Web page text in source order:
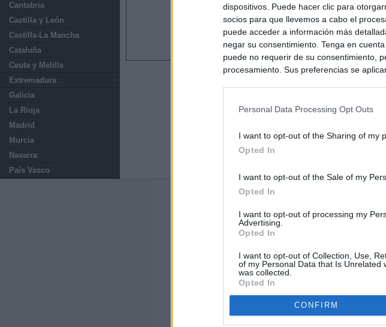
dispositivos. Puede hacer clic para
socios para que llevemos a cabo el
puede acceder a información más
negar su consentimiento. Tenga en
puede no requerir de su consentimiento,
procesamiento. Sus preferencias se
Personal Data Processing Opt Outs
I want to opt-out of the Sharing of my
Opted In
I want to opt-out of the Sale of my
Opted In
I want to opt-out of processing my
Advertising.
Opted In
I want to opt-out of Collection, Use,
of my Personal Data that Is Unrelated
was collected.
Opted In
CONFIRM
Cantabria
Castilla y León
Castilla-La Mancha
Cataluña
Ceuta y Melilla
Extremadura
Galicia
La Rioja
Madrid
Murcia
Navarra
País Vasco
Últimas noticias
Sorpresa y dudas entre los viajeros procedentes
controles: "Nos lo esperábamos peor"
España impone controles a los viajeros
Meloni a quitarlos
Qué hay detrás de la embestida de Meloni contra